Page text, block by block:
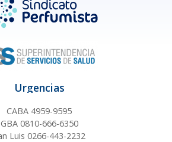
Urgencias
CABA 4959-9595
GBA 0810-666-6350
Luis 0266-443-2232